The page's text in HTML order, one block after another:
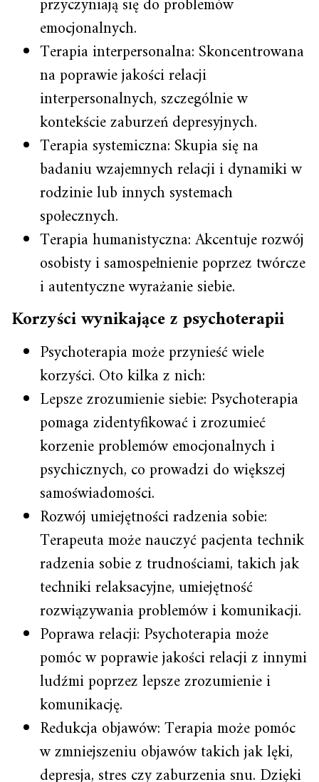
emocjonalnych.
Terapia interpersonalna: Skoncentrowana
na poprawie jakości relacji
interpersonalnych, szczególnie w
kontekście zaburzeń depresyjnych.
Terapia systemiczna: Skupia się na
badaniu wzajemnych relacji i dynamiki w
rodzinie lub innych systemach
społecznych.
Terapia humanistyczna: Akcentuje rozwój
osobisty i samospełnienie poprzez twórcze
i autentyczne wyrażanie siebie.
Korzyści wynikające z psychoterapii
Psychoterapia może przynieść wiele
korzyści. Oto kilka z nich:
Lepsze zrozumienie siebie: Psychoterapia
pomaga zidentyfikować i zrozumieć
korzenie problemów emocjonalnych i
psychicznych, co prowadzi do większej
samoświadomości.
Rozwój umiejętności radzenia sobie:
Terapeuta może nauczyć pacjenta technik
radzenia sobie z trudnościami, takich jak
techniki relaksacyjne, umiejętność
rozwiązywania problemów i komunikacji.
Poprawa relacji: Psychoterapia może
pomóc w poprawie jakości relacji z innymi
ludźmi poprzez lepsze zrozumienie i
komunikację.
Redukcja objawów: Terapia może pomóc
w zmniejszeniu objawów takich jak lęki,
depresja, stres czy zaburzenia snu. Dzięki